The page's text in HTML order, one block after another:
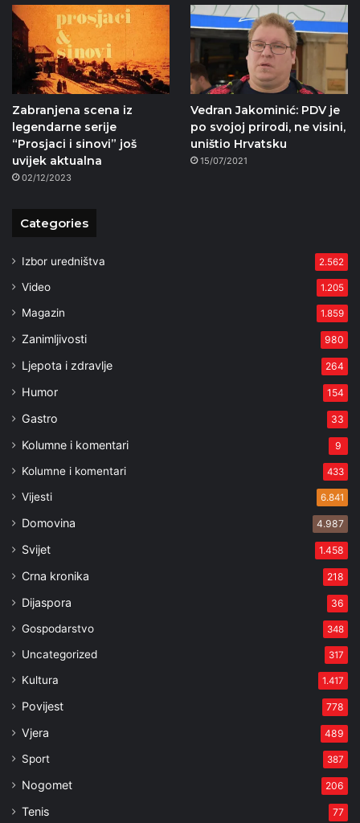
Zabranjena scena iz
legendarne serije
“Prosjaci i sinovi” još
uvijek aktualna
02/12/2023
Vedran Jakominić: PDV je
po svojoj prirodi, ne visini,
uništio Hrvatsku
15/07/2021
Categories
Izbor uredništva 2.562
Video 1.205
Magazin 1.859
Zanimljivosti 980
Ljepota i zdravlje 264
Humor 154
Gastro 33
Kolumne i komentari 9
Kolumne i komentari 433
Vijesti 6.841
Domovina 4.987
Svijet 1.458
Crna kronika 218
Dijaspora 36
Gospodarstvo 348
Uncategorized 317
Kultura 1.417
Povijest 778
Vjera 489
Sport 387
Nogomet 206
Tenis 77